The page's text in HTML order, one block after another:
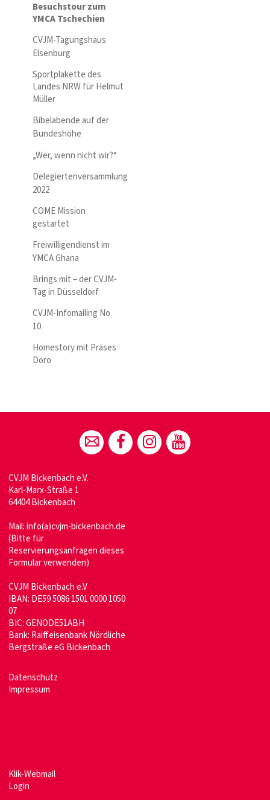
Besuchstour zum
YMCA Tschechien
CVJM-Tagungshaus
Elsenburg
Sportplakette des
Landes NRW für Helmut
Müller
Bibelabende auf der
Bundeshöhe
„Wer, wenn nicht wir?“
Delegiertenversammlung
2022
COME Mission
gestartet
Freiwilligendienst im
YMCA Ghana
Brings mit – der CVJM-
Tag in Düsseldorf
CVJM-Infomailing No
10
Homestory mit Präses
Doro
CVJM Bickenbach e.V.
Karl-Marx-Straße 1
64404 Bickenbach
Mail:info(a)cvjm-bickenbach.de
(Bitte für
Reservierungsanfragen dieses
Formular verwenden)
CVJM Bickenbach e.V
IBAN: DE59 5086 1501 0000 1050
07
BIC: GENODE51ABH
Bank: Raiffeisenbank Nördliche
Bergstraße eG Bickenbach
Datenschutz
Impressum
Klik-Webmail
Login